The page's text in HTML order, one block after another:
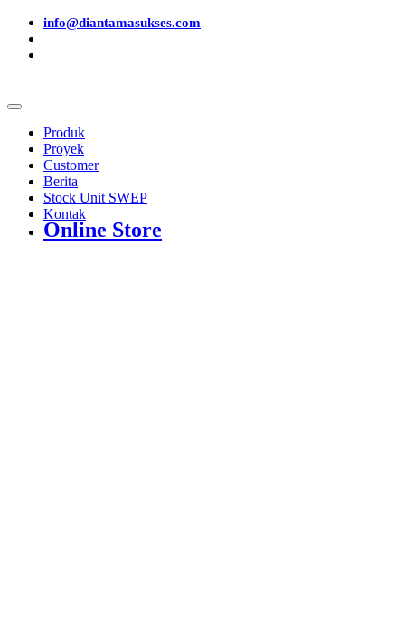
info@diantamasukses.com
Produk
Proyek
Customer
Berita
Stock Unit SWEP
Kontak
Online Store